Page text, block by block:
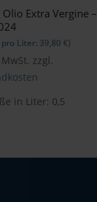
Extra Vergine –
pro Liter: 39,80 €)
zzgl.
in Liter: 0,5